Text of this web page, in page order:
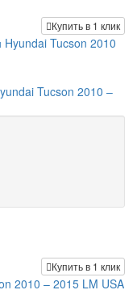
Купить в 1 клик
Tucson 2010 –
Купить в 1 клик